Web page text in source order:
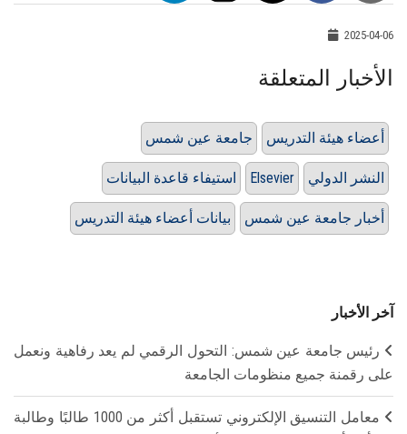
2025-04-06
الأخبار المتعلقة
جامعة عين شمس أعضاء هيئة التدريس
استيفاء قاعدة البيانات Elsevier النشر الدولي
بيانات أعضاء هيئة التدريس أخبار جامعة عين شمس
آخر الأخبار
رئيس جامعة عين شمس: التحول الرقمي لم يعد رفاهية ونعمل
على رقمنة جميع منظومات الجامعة
معامل التنسيق الإلكتروني تستقبل أكثر من 1000 طالبًا وطالبة